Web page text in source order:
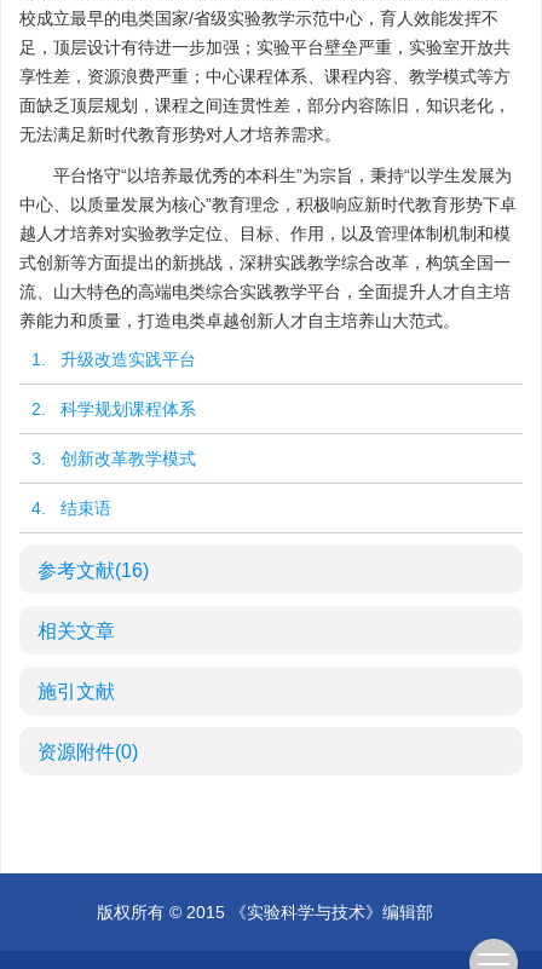
校成立最早的电类国家/省级实验教学示范中心，育人效能发挥不
足，顶层设计有待进一步加强；实验平台壁垒严重，实验室开放共
享性差，资源浪费严重；中心课程体系、课程内容、教学模式等方
面缺乏顶层规划，课程之间连贯性差，部分内容陈旧，知识老化，
无法满足新时代教育形势对人才培养需求。
平台恪守“以培养最优秀的本科生”为宗旨，秉持“以学生发展为
中心、以质量发展为核心”教育理念，积极响应新时代教育形势下卓
越人才培养对实验教学定位、目标、作用，以及管理体制机制和模
式创新等方面提出的新挑战，深耕实践教学综合改革，构筑全国一
流、山大特色的高端电类综合实践教学平台，全面提升人才自主培
养能力和质量，打造电类卓越创新人才自主培养山大范式。
1. 升级改造实践平台
2. 科学规划课程体系
3. 创新改革教学模式
4. 结束语
参考文献(16)
相关文章
施引文献
资源附件(0)
版权所有 © 2015 《实验科学与技术》编辑部